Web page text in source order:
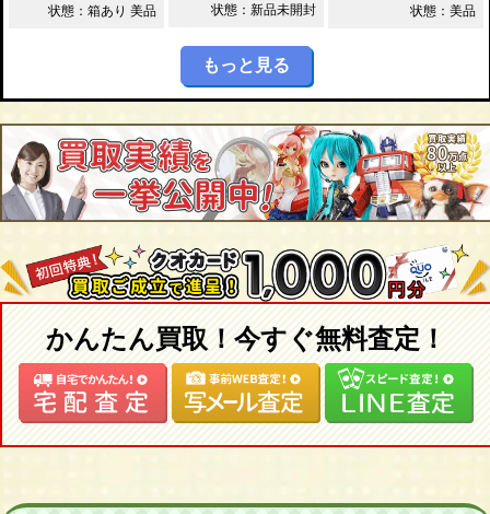
状態：箱あり 美品 状態：新品未開封 状態：美品
もっと見る
かんたん買取！今すぐ無料査定！